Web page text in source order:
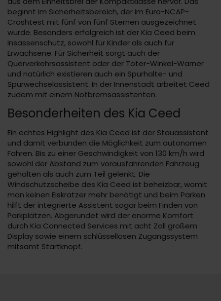
beginnt im Sicherheitsbereich, der im Euro-NCAP-
Crashtest mit fünf von fünf Sternen ausgezeichnet
wurde. Besonders erfolgreich ist der Kia Ceed beim
Insassenschutz, sowohl für Kinder als auch für
Erwachsene. Für Sicherheit sorgt auch der
Querverkehrsassistent oder der Toter-Winkel-Warner
und natürlich existieren auch ein Spurhalte- und
Spurwechselassistent. In der Innenstadt arbeitet Ceed
zudem mit einem Notbremsassistenten.
Besonderheiten des Kia Ceed
Ein echtes Highlight des Kia Ceed ist der Stauassistent
und damit verbunden die Möglichkeit zum autonomen
Fahren. Bis zu einer Geschwindigkeit von 130 km/h wird
sowohl der Abstand zum vorausfahrenden Fahrzeug
gehalten als auch zum Teil gelenkt. Die
Windschutzscheibe des Kia Ceed ist beheizbar, womit
man keinen Eiskratzer mehr benötigt und beim Parken
hilft der integrierte Assistent sogar beim Finden von
Parkplätzen. Abgerundet wird der enorme Komfort
durch Kia Connected Services mit acht Zoll großem
Display sowie einem schlüssellosen Zugangssystem
mitsamt Startknopf.